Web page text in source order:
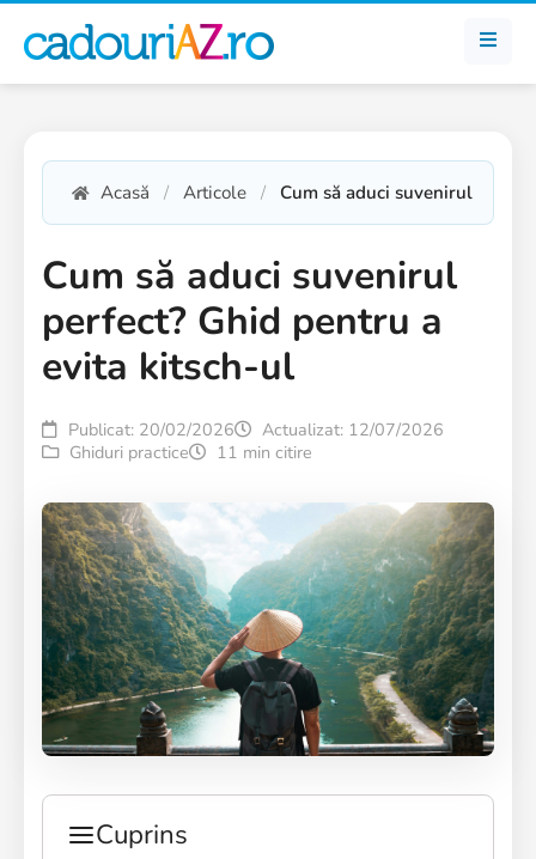
Acasă Articole Cum să aduci suvenirul
Cum să aduci suvenirul
perfect? Ghid pentru a
evita kitsch-ul
Publicat: 20/02/2026
Actualizat: 12/07/2026
Ghiduri practice
11 min citire
Cuprins